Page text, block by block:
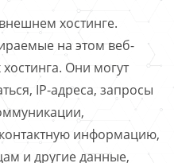
хостинге.
на этом веб-
хостинга. Они могут
IP-адреса, запросы
информацию,
и другие данные,